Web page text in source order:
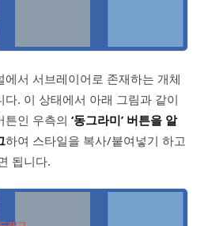
서 서브레이어로 존재하는 개체
. 이 상태에서 아래 그림과 같이
튼인 우측의 ‘동그라미’ 버튼을 알
하여 스타일을 복사/붙여넣기 하고
됩니다.